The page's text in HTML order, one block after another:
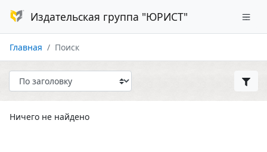
Издательская группа "ЮРИСТ"
Главная Поиск
Ничего не найдено